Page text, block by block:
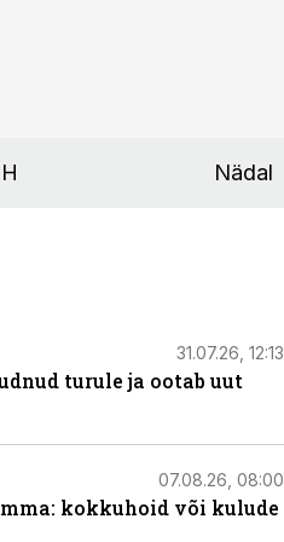
Nädal
31.07.26, 12:13
turule ja ootab uut
07.08.26, 08:00
kokkuhoid või kulude